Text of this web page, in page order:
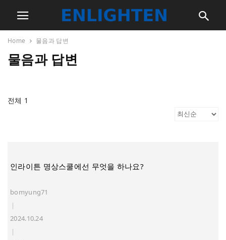
Home 물음과 답변
물음과 답변
전체 1
인라이튼 명상스쿨에선 무엇을 하나요?
bomyung71
|
2024.10.24
|